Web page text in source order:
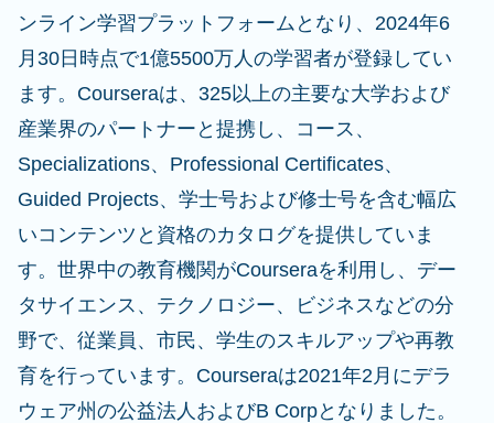
ンライン学習プラットフォームとなり、2024年6
月30日時点で1億5500万人の学習者が登録してい
ます。Courseraは、325以上の主要な大学および
産業界のパートナーと提携し、コース、
Specializations、Professional Certificates、
Guided Projects、学士号および修士号を含む幅広
いコンテンツと資格のカタログを提供していま
す。世界中の教育機関がCourseraを利用し、デー
タサイエンス、テクノロジー、ビジネスなどの分
野で、従業員、市民、学生のスキルアップや再教
育を行っています。Courseraは2021年2月にデラ
ウェア州の公益法人およびB Corpとなりました。